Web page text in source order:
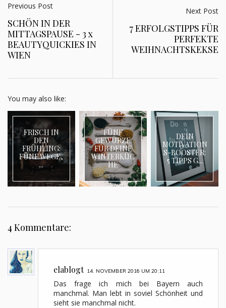
Previous Post
SCHÖN IN DER
MITTAGSPAUSE - 3 x
BEAUTYQUICKIES IN
WIEN
Next Post
7 ERFOLGSTIPPS FÜR
PERFEKTE
WEIHNACHTSKEKSE
You may also like:
FRISCH IN
DEN
FRÜHLING:
FÜNF WEGE,
...
FÜNF
GEWÜRZE
FÜR DEINE
WINTERKÜC
HE
DEIN
MOTIVATION
S-BOOSTER:
5 TIPPS G...
4 Kommentare:
elablogt 14. NOVEMBER 2016 UM 20:11
Das frage ich mich bei Bayern auch
manchmal. Man lebt in soviel Schönheit und
sieht sie manchmal nicht.